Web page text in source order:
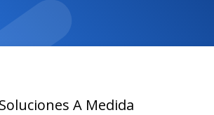
Soluciones A Medida